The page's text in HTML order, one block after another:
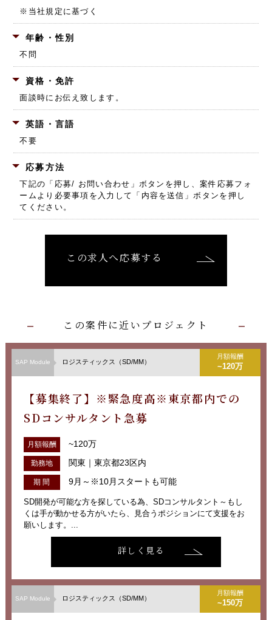
※当社規定に基づく
年齢・性別
不問
資格・免許
面談時にお伝え致します。
英語・言語
不要
応募方法
下記の「応募/ お問い合わせ」ボタンを押し、 案件応募フォ
ームより必要事項を入力して「内容を送信」ボタンを押し
てください。
この求人へ応募する
この案件に近いプロジェクト
SAP Module ロジスティックス（SD/MM）
月額報酬
~120万
【募集終了】※緊急度高※東京都内での
SDコンサルタント急募
月額報酬 ~120万
勤務地 関東｜東京都23区内
期 間 9月～※10月スタートも可能
SD開発が可能な方を探している為、SDコンサルタント～もし
くは手が動かせる方がいたら、見合うポジションにて支援をお
願いします。...
詳しく見る
SAP Module ロジスティックス（SD/MM）
月額報酬
~150万